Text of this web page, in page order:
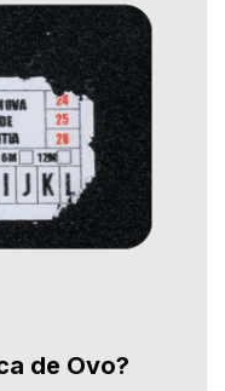
de Ovo?